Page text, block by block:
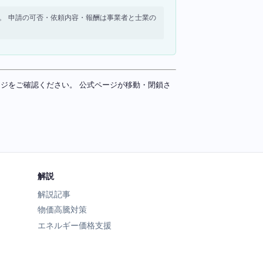
申請の可否・依頼内容・報酬は事業者と士業の
をご確認ください。 公式ページが移動・閉鎖さ
解説
解説記事
物価高騰対策
エネルギー価格支援